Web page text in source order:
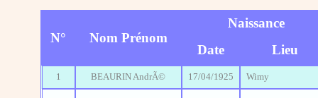
N° Nom Prénom
Naissance
Date
Lieu
1 BEAURIN AndrÃ© 17/04/1925 Wimy